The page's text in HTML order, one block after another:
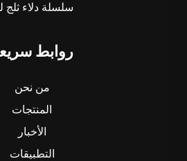
سلسلة دلاء ثلج
روابط
من نحن
المنتجات
الأخبار
التطبيقات